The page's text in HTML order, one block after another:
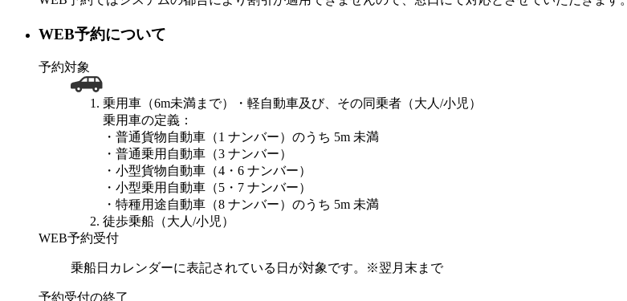
WEB予約について
予約対象
乗用車（6m未満まで）・軽自動車及び、その同乗者（大人/小児）
乗用車の定義：
・普通貨物自動車（1 ナンバー）のうち 5m 未満
・普通乗用自動車（3 ナンバー）
・小型貨物自動車（4・6 ナンバー）
・小型乗用自動車（5・7 ナンバー）
・特種用途自動車（8 ナンバー）のうち 5m 未満
徒歩乗船（大人/小児）
WEB予約受付
乗船日カレンダーに表記されている日が対象です。※翌月末まで
予約受付の終了